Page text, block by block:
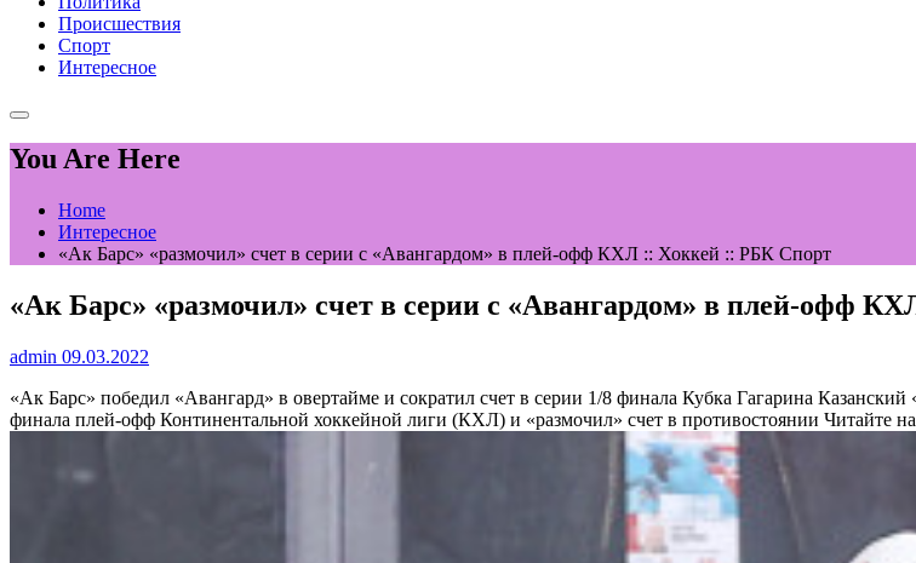
Происшествия
Спорт
Интересное
You Are Here
Home
Интересное
«Ак Барс» «размочил» счет в серии с «Авангардом» в плей-офф КХЛ :: Хоккей :: РБК Спорт
«Ак Барс» «размочил» счет в серии с «Авангардом» в плей-офф
admin 09.03.2022
«Ак Барс» победил «Авангард» в овертайме и сократил счет в серии 1/8 финала Кубка Гагарина Казанский
финала плей-офф Континентальной хоккейной лиги (КХЛ) и «размочил» счет в противостоянии Читайте